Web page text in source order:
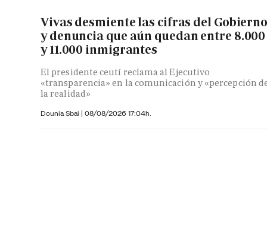
Vivas desmiente las cifras del
y denuncia que aún quedan entre 8.000
y 11.000 inmigrantes
El presidente ceutí reclama al Ejecutivo
«transparencia» en la comunicación y «percepción
la realidad»
Dounia Sbai | 08/08/2026 17:04h.